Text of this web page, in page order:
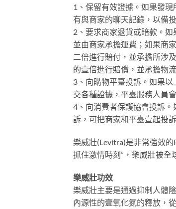
1、保留有效證據。如果發
有與商家的聊天記錄，以備
2、要求商家退貨或賠款。
並由商家承擔運費；如果商
二倍進行賠付，並承擔所涉
的壹倍進行賠償，並承擔物
3、向購物平臺投訴。如果
交各種證據，平臺服務人員
4、向消費者保護協會投訴
訴，可把商家和平臺壹起投
樂威壯(Levitra)是非常強效
抓住激情時刻”，樂威壯被全
樂威壯功效
樂威壯主要是通過抑制人體
內源性的壹氧化氮的釋放，